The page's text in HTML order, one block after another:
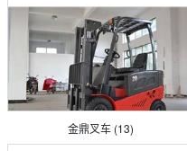
金鼎叉车 (13)